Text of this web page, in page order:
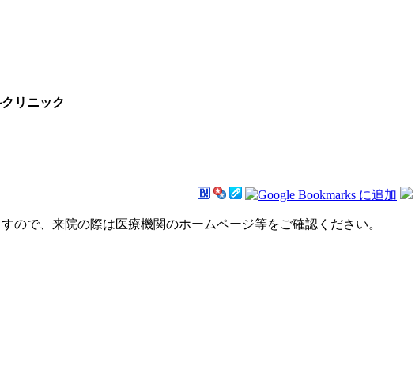
リニック
で、来院の際は医療機関のホームページ等をご確認ください。